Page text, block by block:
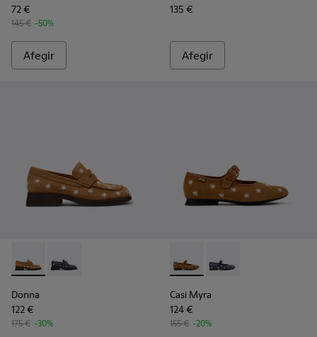
72 €
145 € -50%
Afegir
135 €
Afegir
Donna - K201937-001 - Mocassins de pell de nubuc marró
Donna - K201937-002
Donna
122 €
175 € -30%
Casi Myra - K201904-001 -
Casi Myra -
Casi Myra
124 €
155 € -20%